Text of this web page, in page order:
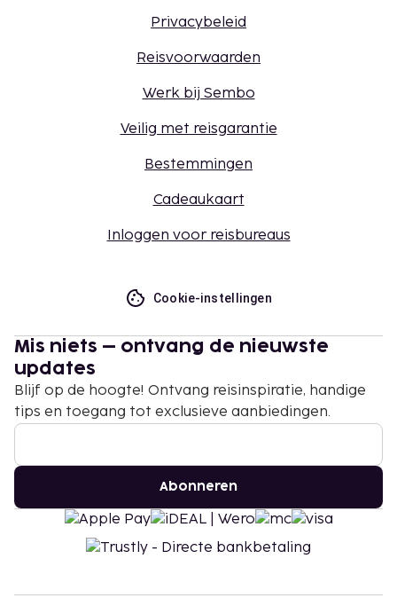
Privacybeleid
Reisvoorwaarden
Werk bij Sembo
Veilig met reisgarantie
Bestemmingen
Cadeaukaart
Inloggen voor reisbureaus
Cookie-instellingen
Mis niets – ontvang de nieuwste
updates
Blijf op de hoogte! Ontvang reisinspiratie, handige
tips en toegang tot exclusieve aanbiedingen.
Abonneren